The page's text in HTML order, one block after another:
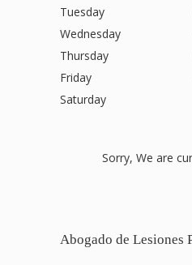
Tuesday
Wednesday
Thursday
Friday
Saturday
Sorry, We are
Abogado de Lesiones